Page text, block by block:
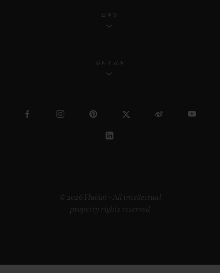
日本語
ポルトガル
© 2026 Hublot - All intellectual
property rights reserved